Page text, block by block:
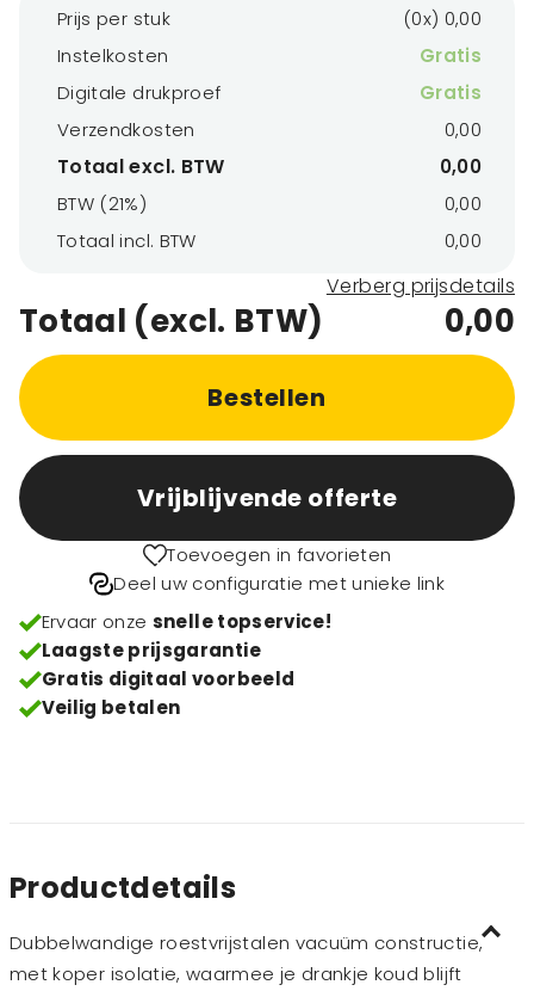
Prijs per stuk
(0x) 0,00
Instelkosten
Gratis
Digitale drukproef
Gratis
Verzendkosten
0,00
Totaal excl. BTW
0,00
BTW (21%)
0,00
Totaal incl. BTW
0,00
Verberg prijsdetails
Totaal (excl. BTW) 0,00
Bestellen
Vrijblijvende offerte
Toevoegen in favorieten
Deel uw configuratie met unieke link
Ervaar onze snelle topservice!
Laagste prijsgarantie
Gratis digitaal voorbeeld
Veilig betalen
Productdetails
Dubbelwandige roestvrijstalen vacuüm constructie,
met koper isolatie, waarmee je drankje koud blijft